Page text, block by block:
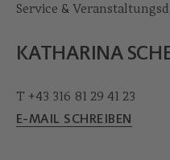
Service &
KATHARINA
T +43 316 81 29 41 23
E-MAIL SCHREIBEN